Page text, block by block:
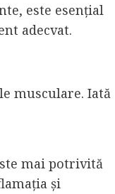
este esențial
adecvat.
musculare. Iată
mai potrivită
și